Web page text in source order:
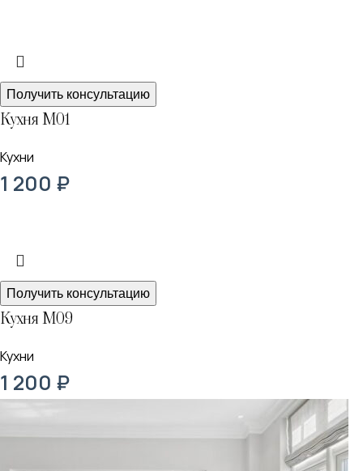
Получить консультацию
Кухня М01
Кухни
1 200 ₽
Получить консультацию
Кухня М09
Кухни
1 200 ₽